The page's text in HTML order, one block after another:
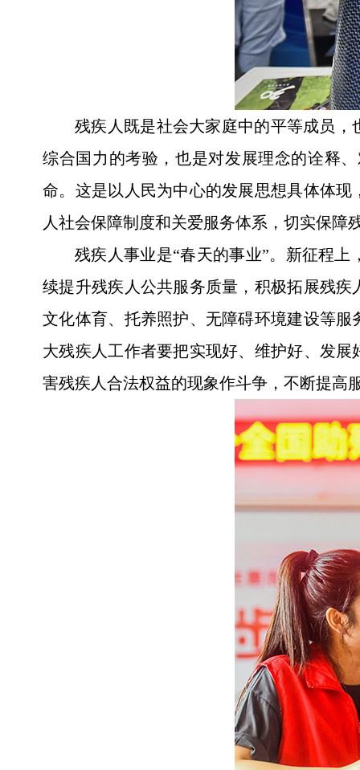
残疾人既是社会大家庭中的平等成员
综合国力的考验，也是对发展理念的诠释
命。这是以人民为中心的发展思想具体体
人社会保障制度和关爱服务体系，切实保
残疾人事业是“春天的事业”。新征程
续提升残疾人公共服务质量，积极拓展残
文化体育、托养照护、无障碍环境建设等
大残疾人工作者要把实现好、维护好、发
害残疾人合法权益的现象作斗争，不断提高